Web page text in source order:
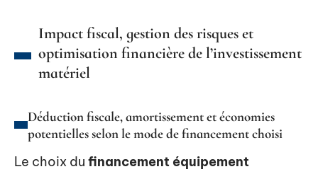
Impact fiscal, gestion des risques et
optimisation financière de l’investissement
matériel
Déduction fiscale, amortissement et économies
potentielles selon le mode de financement choisi
Le choix du financement équipement